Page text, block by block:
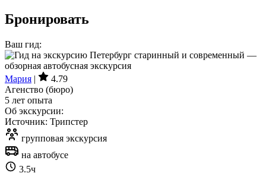
Бронировать
Ваш гид:
Мария |
4.79
Агенство (бюро)
5 лет опыта
Об экскурсии:
Источник: Трипстер
групповая экскурсия
на автобусе
3.5ч